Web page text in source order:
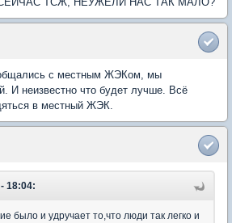
с местным ЖЭКом, мы
И неизвестно что будет лучше. Всё
в местный ЖЭК.
18:04:
было и удручает то,что люди так легко и